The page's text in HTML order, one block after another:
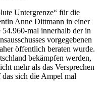
Untergrenze“ für die
Anne Dittmann in einer
mal innerhalb der in
vorgegebenen
öffentlich beraten wurde.
bekämpfen werden,
mehr als das Versprechen
sich die Ampel mal